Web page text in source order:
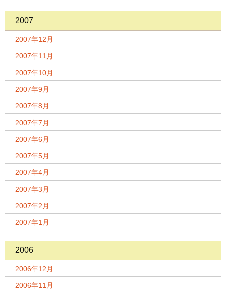
2007
2007年12月
2007年11月
2007年10月
2007年9月
2007年8月
2007年7月
2007年6月
2007年5月
2007年4月
2007年3月
2007年2月
2007年1月
2006
2006年12月
2006年11月